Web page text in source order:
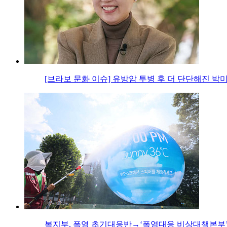
[브라보 문화 이슈] 유방암 투병 후 더 단단해진 박
복지부, 폭염 초기대응반→‘폭염대응 비상대책본부